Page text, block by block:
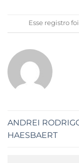
Esse registro
ANDREI
HAESBAERT